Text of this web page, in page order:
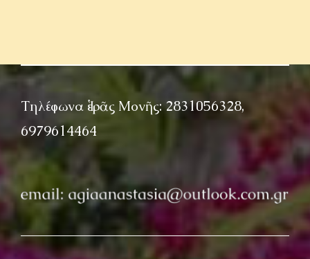
Τηλέφωνα Ἱερᾶς Μονῆς: 2831056328,
6979614464